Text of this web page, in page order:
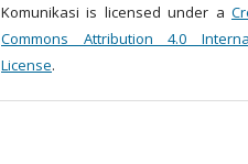
Komunikasi is licensed under a
Commons Attribution 4.0
License.